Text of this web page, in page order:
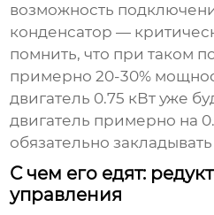
возможность
конденсатор —
помнить, что при таком
примерно 20-30%
двигатель 0.75 кВт уже
двигатель примерно на
обязательно закладывать
С чем его едят:
управления